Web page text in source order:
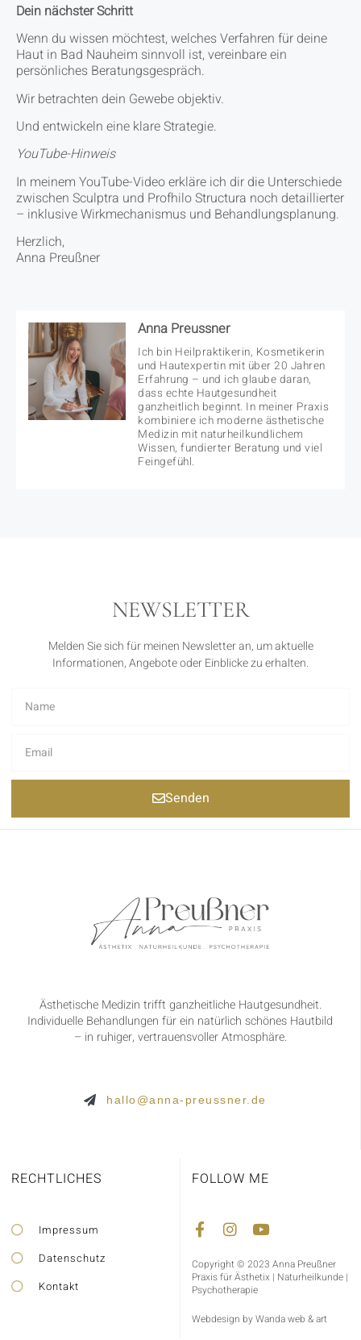
Dein nächster Schritt
Wenn du wissen möchtest, welches Verfahren für deine
Haut in Bad Nauheim sinnvoll ist, vereinbare ein
persönliches Beratungsgespräch.
Wir betrachten dein Gewebe objektiv.
Und entwickeln eine klare Strategie.
YouTube-Hinweis
In meinem YouTube-Video erkläre ich dir die Unterschiede
zwischen Sculptra und Profhilo Structura noch detaillierter
– inklusive Wirkmechanismus und Behandlungsplanung.
Herzlich,
Anna Preußner
Anna Preussner
Ich bin Heilpraktikerin, Kosmetikerin
und Hautexpertin mit über 20 Jahren
Erfahrung – und ich glaube daran,
dass echte Hautgesundheit
ganzheitlich beginnt. In meiner Praxis
kombiniere ich moderne ästhetische
Medizin mit naturheilkundlichem
Wissen, fundierter Beratung und viel
Feingefühl.
NEWSLETTER
Melden Sie sich für meinen Newsletter an, um aktuelle
Informationen, Angebote oder Einblicke zu erhalten.
Senden
Ästhetische Medizin trifft ganzheitliche Hautgesundheit.
Individuelle Behandlungen für ein natürlich schönes Hautbild
– in ruhiger, vertrauensvoller Atmosphäre.
hallo@anna-preussner.de
RECHTLICHES
Impressum
Datenschutz
Kontakt
FOLLOW ME
Copyright © 2023 Anna Preußner
Praxis für Ästhetix | Naturheilkunde |
Psychotherapie
Webdesign by Wanda web & art